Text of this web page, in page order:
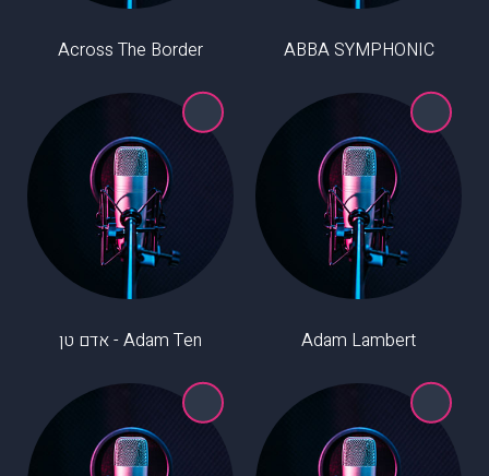
ABBA SYMPHONIC
Across The Border
Adam Lambert Adam Ten - אדם טן